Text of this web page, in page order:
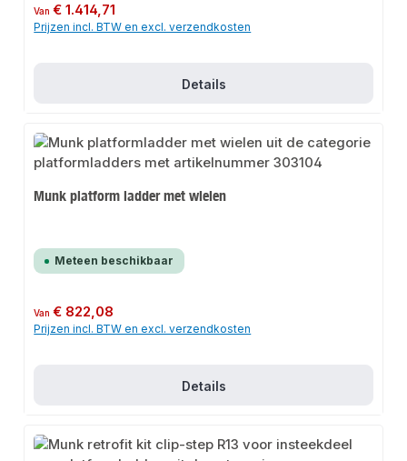
Normale prijs:
Van€ 1.414,71
Prijzen incl. BTW en excl. verzendkosten
Details
Munk platform ladder met wielen
Meteen beschikbaar
Normale prijs:
Van€ 822,08
Prijzen incl. BTW en excl. verzendkosten
Details